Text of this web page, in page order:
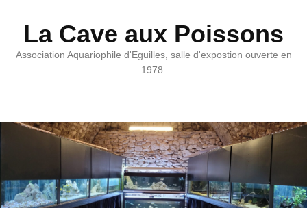
La Cave aux Poissons
Association Aquariophile d'Eguilles, salle d'expostion ouverte en
1978.